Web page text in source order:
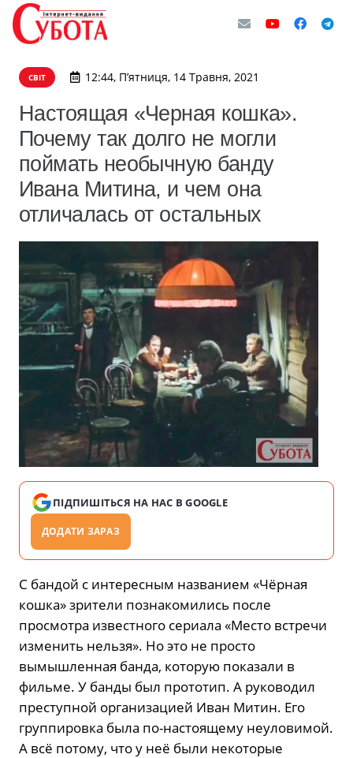
СВІТ 12:44, П’ятниця, 14 Травня, 2021
Настоящая «Черная кошка».
Почему так долго не могли
поймать необычную банду
Ивана Митина, и чем она
отличалась от остальных
ПІДПИШІТЬСЯ НА НАС В GOOGLE
ДОДАТИ ЗАРАЗ
С бандой с интересным названием «Чёрная
кошка» зрители познакомились после
просмотра известного сериала «Место встречи
изменить нельзя». Но это не просто
вымышленная банда, которую показали в
фильме. У банды был прототип. А руководил
преступной организацией Иван Митин. Его
группировка была по-настоящему неуловимой.
А всё потому, что у неё были некоторые